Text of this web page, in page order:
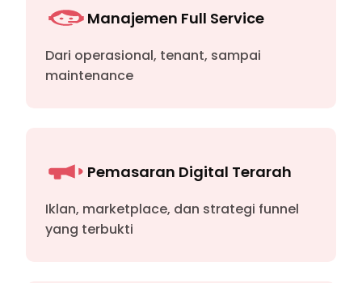
Manajemen Full Service
Dari operasional, tenant, sampai
maintenance
Pemasaran Digital Terarah
Iklan, marketplace, dan strategi funnel
yang terbukti